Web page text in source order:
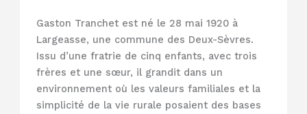
Gaston Tranchet est né le 28 mai 1920 à
Largeasse, une commune des Deux-Sèvres.
Issu d’une fratrie de cinq enfants, avec trois
frères et une sœur, il grandit dans un
environnement où les valeurs familiales et la
simplicité de la vie rurale posaient des bases